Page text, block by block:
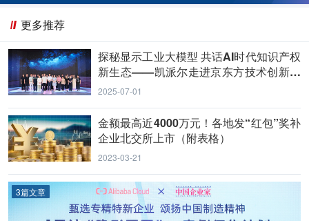
更多推荐
探秘显示工业大模型 共话AI时代知识产权
新生态——凯派尔走进京东方技术创新中
心
2025-07-01
金额最高近4000万元！各地发“红包”奖补
企业北交所上市（附表格）
2023-03-21
3篇文章